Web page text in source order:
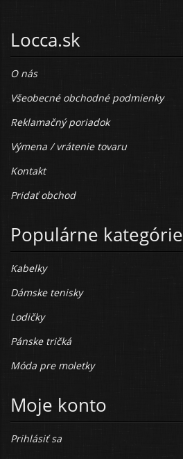
Locca.sk
O nás
Všeobecné obchodné podmienky
Reklamačný poriadok
Výmena / vrátenie tovaru
Kontakt
Pridať obchod
Populárne kategórie
Kabelky
Dámske tenisky
Lodičky
Pánske tričká
Móda pre moletky
Moje konto
Prihlásiť sa